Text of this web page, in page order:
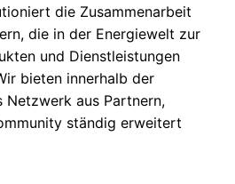
die Zusammenarbeit
die in der Energiewelt zur
und Dienstleistungen
bieten innerhalb der
aus Partnern,
ständig erweitert